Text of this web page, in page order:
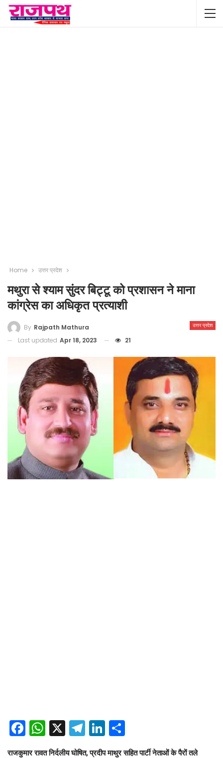
Home उत्तर प्रदेश
मथुरा से श्याम सुंदर बिट्टू को प्रशासन ने माना
कांग्रेस का अधिकृत प्रत्याशी
उत्तर प्रदेश
By Rajpath Mathura
Last updated Apr 18, 2023 21
Facebook
WhatsApp
X Telegram
LinkedIn
राजकुमार रावत निर्दलीय घोषित, प्रदीप माथुर सहित पार्टी नेताओं के पैरों तले